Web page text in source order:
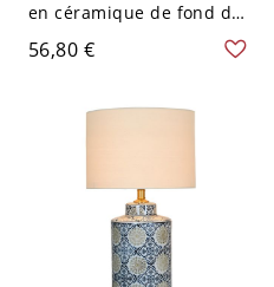
en céramique de fond de
16,5" avec abat-jour en
tissu texturé, beige, 110V-
56,80 €